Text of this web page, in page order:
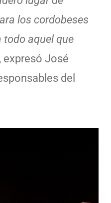
los cordobeses
todo aquel que
expresó José
del